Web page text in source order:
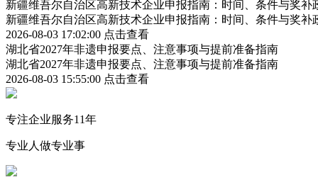
新疆维吾尔自治区高新技术企业申报指南：时间、条件与奖补
新疆维吾尔自治区高新技术企业申报指南：时间、条件与奖补
2026-08-03 17:02:00 点击查看
湖北省2027年非遗申报要点、注意事项与提前准备指南
湖北省2027年非遗申报要点、注意事项与提前准备指南
2026-08-03 15:55:00 点击查看
专注企业服务11年
专业人做专业事